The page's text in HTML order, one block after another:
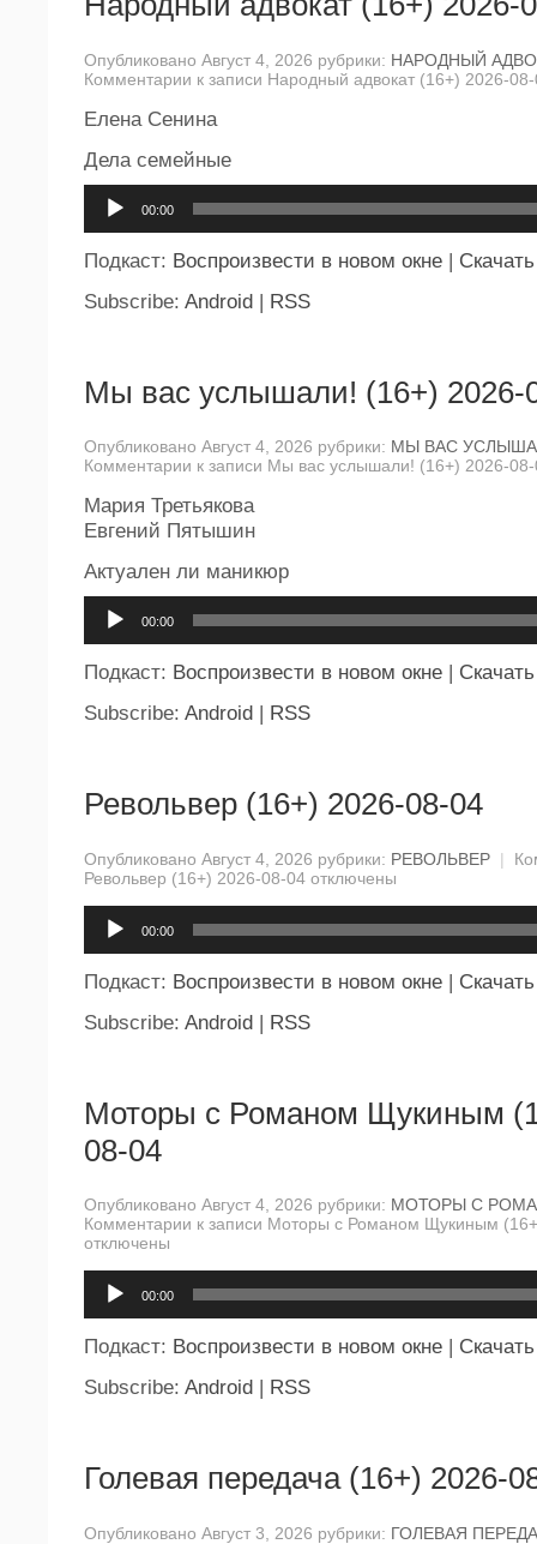
Опубликовано Август 4, 2026 рубрики: НАРОДНЫЙ
Комментарии к записи Народный адвокат (16+) 2026-
Елена Сенина
Дела семейные
00:00
Подкаст: Воспроизвести в новом окне | Скачать
Subscribe: Android | RSS
Мы вас услышали! (16+) 2026-
Опубликовано Август 4, 2026 рубрики: МЫ ВАС
Комментарии к записи Мы вас услышали! (16+) 2026-
Мария Третьякова
Евгений Пятышин
Актуален ли маникюр
00:00
Подкаст: Воспроизвести в новом окне | Скачать
Subscribe: Android | RSS
Револьвер (16+) 2026-08-04
Опубликовано Август 4, 2026 рубрики: РЕВОЛЬВЕР |
Револьвер (16+) 2026-08-04 отключены
00:00
Подкаст: Воспроизвести в новом окне | Скачать
Subscribe: Android | RSS
Моторы с Романом Щукиным
08-04
Опубликовано Август 4, 2026 рубрики: МОТОРЫ С
Комментарии к записи Моторы с Романом Щукиным
отключены
00:00
Подкаст: Воспроизвести в новом окне
Скачать
Subscribe: Android RSS
Голевая передача (16+) 2026-
Опубликовано Август 3, 2026 рубрики: ГОЛЕВАЯ